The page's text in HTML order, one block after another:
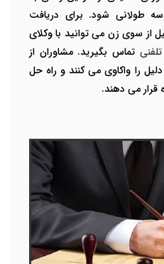
طولانی شود. برای دریافت
از سوی زن می توانید با وکلای
تماس بگیرید. مشاوران از
را واکاوی می کنند و راه حل
قرار می دهند.